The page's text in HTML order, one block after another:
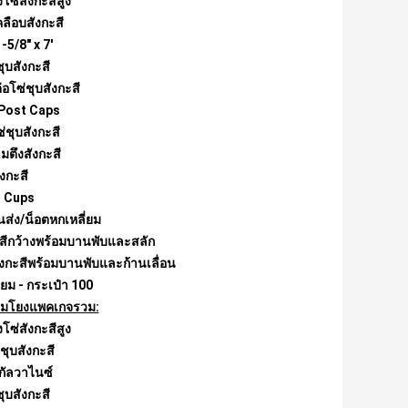
ลือบสังกะสี
5/8" x 7'
บสังกะสี
อโซ่ชุบสังกะสี
Caps
ชุบสังกะสี
ตึงสังกะสี
กะสี
Cups
ส่ง/น็อตหกเหลี่ยม
กว้างพร้อมบานพับและสลัก
กะสีพร้อมบานพับและก้านเลื่อน
- กระเป๋า 100
โยงแพคเกจรวม:
โซ่สังกะสีสูง
บสังกะสี
ลวาไนซ์
บสังกะสี